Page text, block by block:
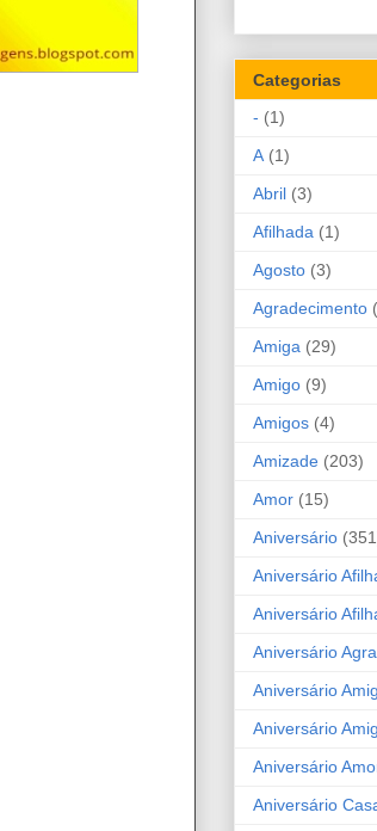
Categorias
- (1)
A (1)
Abril (3)
Afilhada (1)
Agosto (3)
Agradecimento
Amiga (29)
Amigo (9)
Amigos (4)
Amizade (203)
Amor (15)
Aniversário
Aniversário
Aniversário
Aniversário
Aniversário
Aniversário
Aniversário
Aniversário